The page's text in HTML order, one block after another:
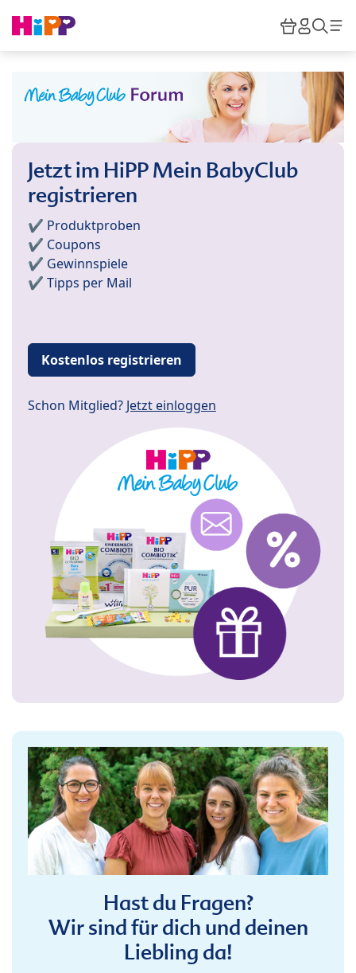
HiPP
Jetzt im HiPP Mein BabyClub
registrieren
✔️ Produktproben
✔️ Coupons
✔️ Gewinnspiele
✔️ Tipps per Mail
Kostenlos registrieren
Schon Mitglied? Jetzt einloggen
Hast du Fragen?
Wir sind für dich und deinen
Liebling da!